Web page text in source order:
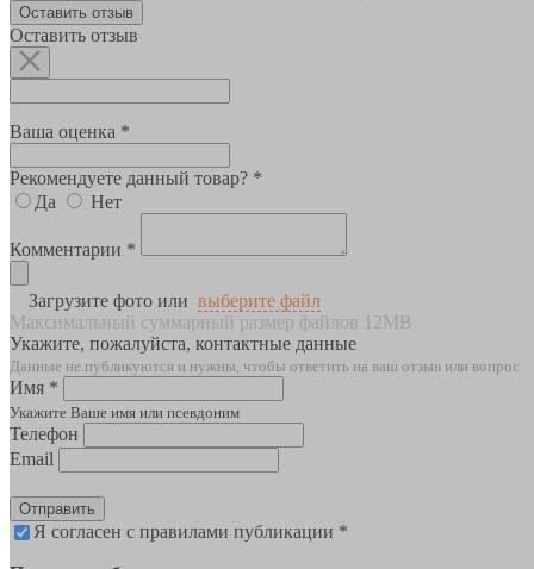
Оставить отзыв
Оставить отзыв
Ваша оценка *
Рекомендуете данный товар? *
Да
Нет
Комментарии *
Загрузите фото или выберите файл
Максимальный суммарный размер файлов 12MB
Укажите, пожалуйста, контактные данные
Данные не публикуются и нужны, чтобы ответить на ваш отзыв или вопрос
Имя *
Укажите Ваше имя или псевдоним
Телефон
Email
Отправить
Я согласен с правилами публикации *